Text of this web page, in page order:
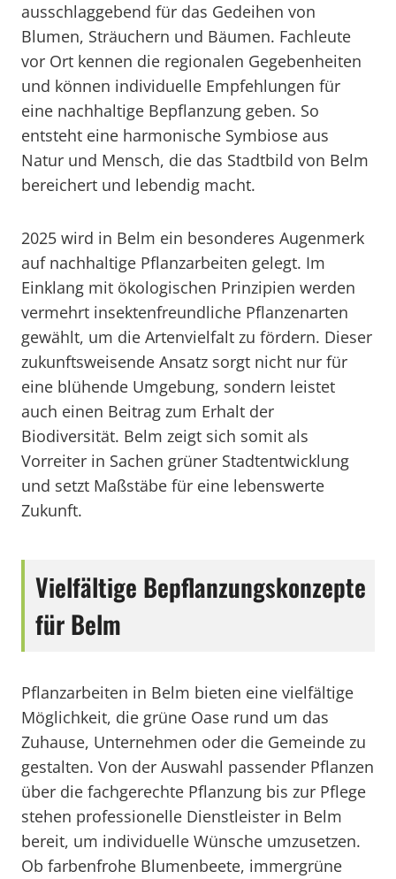
ausschlaggebend für das Gedeihen von
Blumen, Sträuchern und Bäumen. Fachleute
vor Ort kennen die regionalen Gegebenheiten
und können individuelle Empfehlungen für
eine nachhaltige Bepflanzung geben. So
entsteht eine harmonische Symbiose aus
Natur und Mensch, die das Stadtbild von Belm
bereichert und lebendig macht.
2025 wird in Belm ein besonderes Augenmerk
auf nachhaltige Pflanzarbeiten gelegt. Im
Einklang mit ökologischen Prinzipien werden
vermehrt insektenfreundliche Pflanzenarten
gewählt, um die Artenvielfalt zu fördern. Dieser
zukunftsweisende Ansatz sorgt nicht nur für
eine blühende Umgebung, sondern leistet
auch einen Beitrag zum Erhalt der
Biodiversität. Belm zeigt sich somit als
Vorreiter in Sachen grüner Stadtentwicklung
und setzt Maßstäbe für eine lebenswerte
Zukunft.
Vielfältige Bepflanzungskonzepte
für Belm
Pflanzarbeiten in Belm bieten eine vielfältige
Möglichkeit, die grüne Oase rund um das
Zuhause, Unternehmen oder die Gemeinde zu
gestalten. Von der Auswahl passender Pflanzen
über die fachgerechte Pflanzung bis zur Pflege
stehen professionelle Dienstleister in Belm
bereit, um individuelle Wünsche umzusetzen.
Ob farbenfrohe Blumenbeete, immergrüne